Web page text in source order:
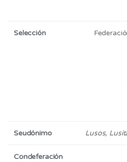
Selección
Seudónimo Lusos,
Condeferación